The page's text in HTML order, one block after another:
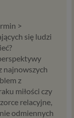
>
się ludzi
najnowszych
z
miłości czy
relacyjne,
odmiennych
danych
do Twoich
usunięcia lub
przeniesienia
przetwarzani
do organu
powyższe